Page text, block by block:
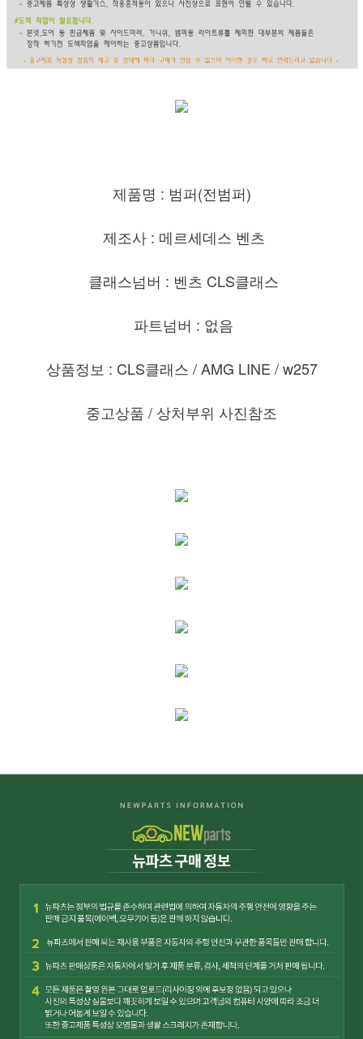
제품명 : 범퍼(전범퍼)
제조사 : 메르세데스 벤츠
클래스넘버 : 벤츠 CLS클래스
파트넘버 : 없음
상품정보 : CLS클래스 / AMG LINE / w257
중고상품 / 상처부위 사진참조